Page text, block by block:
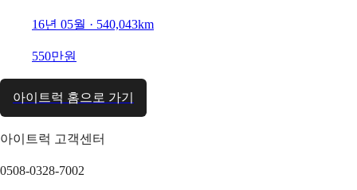
16년 05월 · 540,043km
550만원
아이트럭 홈으로 가기
아이트럭 고객센터
0508-0328-7002